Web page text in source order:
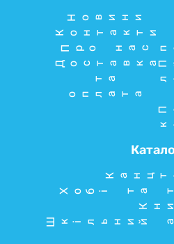
Новини
Контакти
Про нас
Доставка
та
оплата
Хобі та
Шкільний